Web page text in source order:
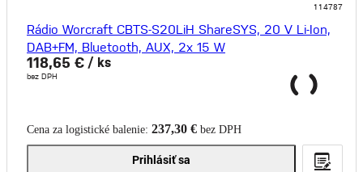
114787
Rádio Worcraft CBTS-S20LiH ShareSYS, 20 V Li-Ion,
DAB+FM, Bluetooth, AUX, 2x 15 W
118,65 € / ks
bez DPH
Cena za logistické balenie: 237,30 € bez DPH
Prihlásiť sa